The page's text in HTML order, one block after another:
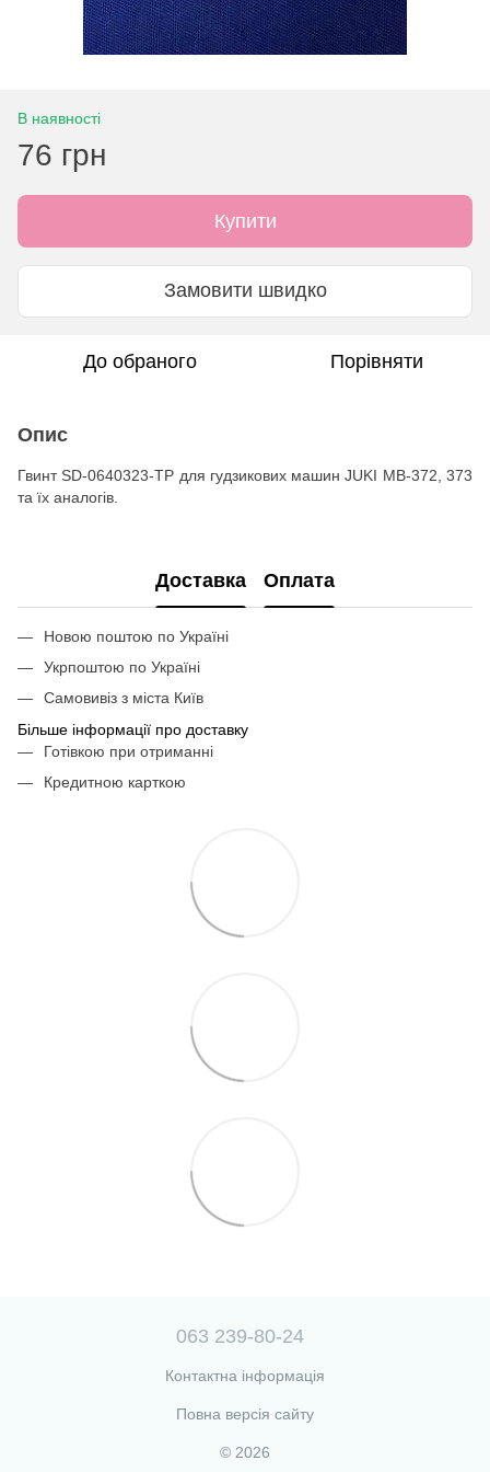
В наявності
76 грн
Купити
Замовити швидко
До обраного Порівняти
Опис
Гвинт SD-0640323-TP для гудзикових машин JUKI MB-372, 373
та їх аналогів.
Доставка Оплата
Новою поштою по Україні
Укрпоштою по Україні
Самовивіз з міста Київ
Більше інформації про доставку
Готівкою при отриманні
Кредитною карткою
063 239-80-24
Контактна інформація
Повна версія сайту
© 2026